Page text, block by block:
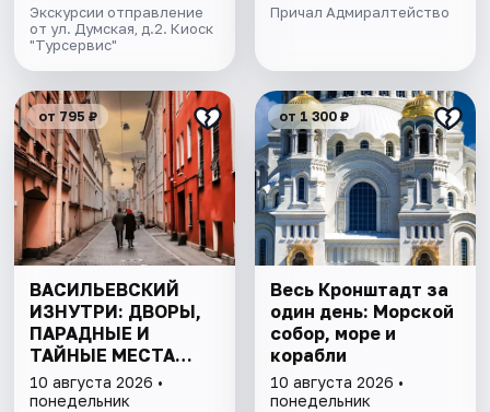
Экскурсии отправление
от ул. Думская, д.2. Киоск
"Турсервис"
Причал Адмиралтейство
от 795 ₽
ВАСИЛЬЕВСКИЙ
ИЗНУТРИ: ДВОРЫ,
ПАРАДНЫЕ И
ТАЙНЫЕ МЕСТА
ОСТРОВА
10 августа 2026 •
понедельник
от 1 300 ₽
Весь Кронштадт за
один день: Морской
собор, море и
корабли
10 августа 2026 •
понедельник